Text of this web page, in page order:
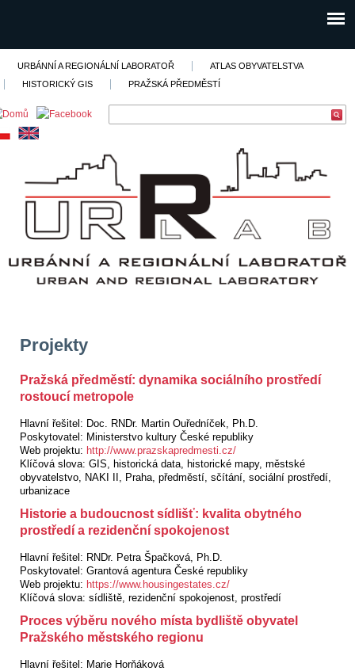
URBÁNNÍ A REGIONÁLNÍ LABORATOŘ
ATLAS OBYVATELSTVA
HISTORICKÝ GIS
PRAŽSKÁ PŘEDMĚSTÍ
Projekty
Pražská předměstí: dynamika sociálního prostředí
rostoucí metropole
Hlavní řešitel: Doc. RNDr. Martin Ouředníček, Ph.D.
Poskytovatel: Ministerstvo kultury České republiky
Web projektu: http://www.prazskapredmesti.cz/
Klíčová slova: GIS, historická data, historické mapy, městské
obyvatelstvo, NAKI II, Praha, předměstí, sčítání, sociální prostředí,
urbanizace
Historie a budoucnost sídlišť: kvalita obytného
prostředí a rezidenční spokojenost
Hlavní řešitel: RNDr. Petra Špačková, Ph.D.
Poskytovatel: Grantová agentura České republiky
Web projektu: https://www.housingestates.cz/
Klíčová slova: sídliště, rezidenční spokojenost, prostředí
Proces výběru nového místa bydliště obyvatel
Pražského městského regionu
Hlavní řešitel: Marie Horňáková